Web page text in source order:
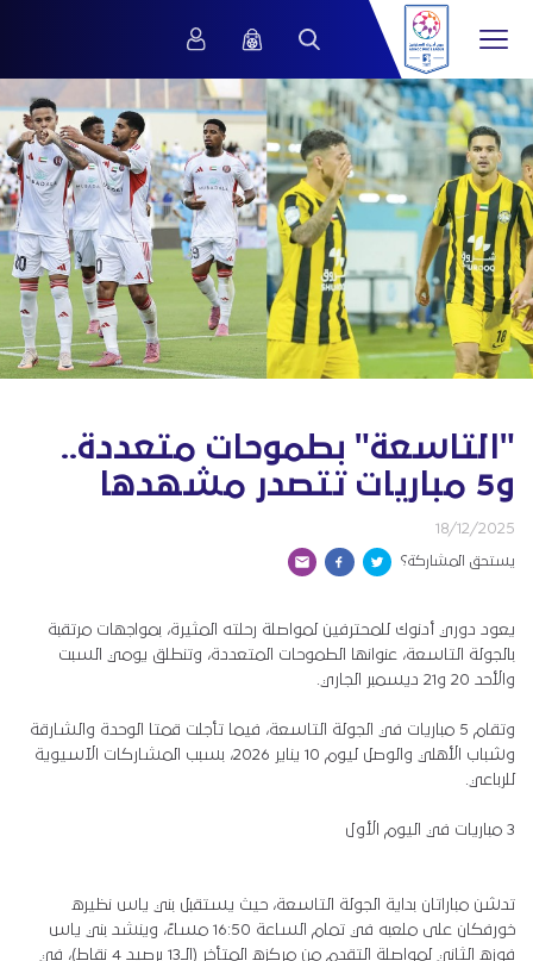
"التاسعة" بطموحات متعددة..
و5 مباريات تتصدر مشهدها
18/12/2025
يستحق المشاركة؟
يعود دوري أدنوك للمحترفين لمواصلة رحلته المثيرة، بمواجهات مرتقبة
بالجولة التاسعة، عنوانها الطموحات المتعددة، وتنطلق يومي السبت
والأحد 20 و21 ديسمبر الجاري.
وتقام 5 مباريات في الجولة التاسعة، فيما تأجلت قمتا الوحدة والشارقة
وشباب الأهلي والوصل ليوم 10 يناير 2026، بسبب المشاركات الآسيوية
للرباعي.
3 مباريات في اليوم الأول
تدشن مباراتان بداية الجولة التاسعة، حيث يستقبل بني ياس نظيره
خورفكان على ملعبه في تمام الساعة 16:50 مساءً، وينشد بني ياس
فوزه الثاني لمواصلة التقدم من مركزه المتأخر (الـ13 برصيد 4 نقاط)، في